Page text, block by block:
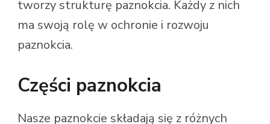
tworzy strukturę paznokcia. Każdy z nich
ma swoją rolę w ochronie i rozwoju
paznokcia.
Części paznokcia
Nasze paznokcie składają się z różnych